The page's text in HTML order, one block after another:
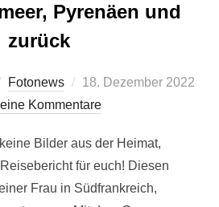
Pyrenäen und
zurück
Fotonews
Veröffentlicht
am
18. Dezember 2022
Kommentare
Bilder aus der Heimat,
für euch! Diesen
Frau in Südfrankreich,